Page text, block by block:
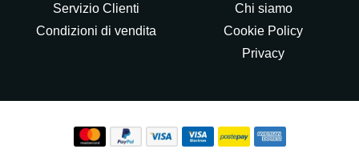
Servizio Clienti
Condizioni di vendita
Chi siamo
Cookie Policy
Privacy